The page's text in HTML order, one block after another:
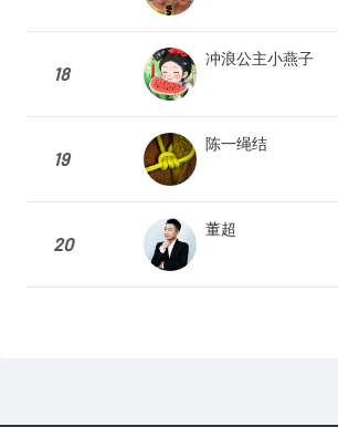
18
冲浪公主小燕子
19
陈一绳结
20
董超